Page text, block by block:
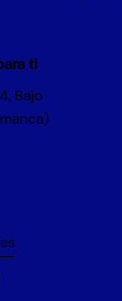
ti
Bajo